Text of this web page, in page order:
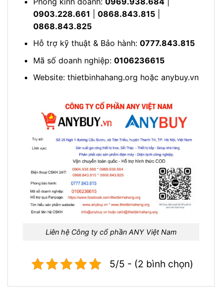
0903.228.661
0868.843.815|
0868.843.825
Hỗ trợ kỹ thuật & Bảo hành: 0777.843.815
Mã số doanh nghiệp: 0106236615
Website: thietbinhahang.org hoặc anybuy.vn
Liên hệ Công ty cổ phần ANY Việt Nam
5/5 - (2 bình chọn)